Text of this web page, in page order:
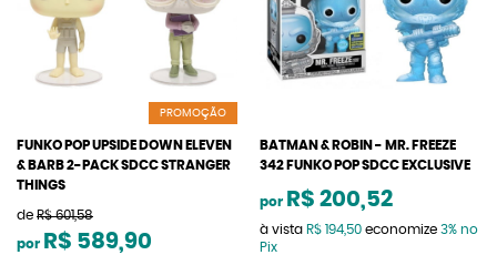
PROMOÇÃO
FUNKO POP UPSIDE DOWN ELEVEN
& BARB 2-PACK SDCC STRANGER
THINGS
de R$ 601,58
por R$ 589,90
BATMAN & ROBIN - MR. FREEZE
342 FUNKO POP SDCC EXCLUSIVE
por R$ 200,52
à vista R$ 194,50 economize 3% no
Pix